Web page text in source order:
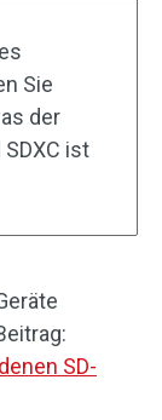
Sie
der
ist
SD-